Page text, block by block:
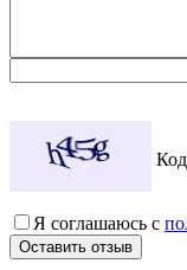
Я соглашаюсь с